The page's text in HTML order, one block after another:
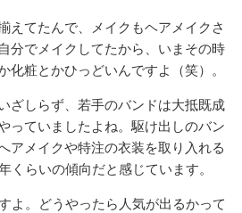
えてたんで、メイクもヘアメイクさ
分でメイクしてたから、いまその時
化粧とかひっどいんですよ（笑）。
しらず、若手のバンドは大抵既成
っていましたよね。駆け出しのバン
アメイクや特注の衣装を取り入れる
くらいの傾向だと感じています。
よ。どうやったら人気が出るかって